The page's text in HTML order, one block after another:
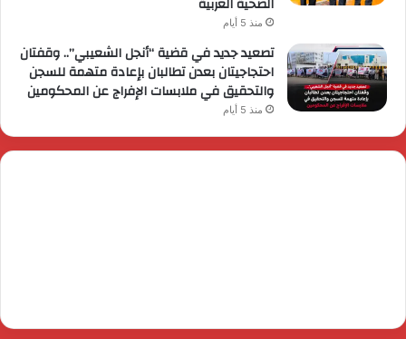
منذ 5 أيام
تصعيد جديد في قضية “أنجل الشعيبي”.. وقفتان
احتجاجيتان بعدن تطالبان بإعادة متهمة للسجن
والتحقيق في ملابسات الإفراج عن المحكومين
منذ 5 أيام